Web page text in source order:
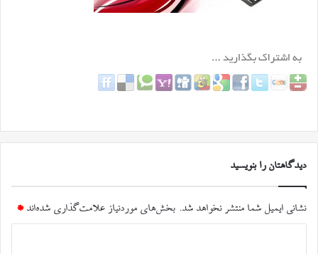
دیدگاهتان را بنویسید
نشانی ایمیل شما منتشر نخواهد شد. بخش‌های موردنیاز علامت‌گذاری شده‌اند *